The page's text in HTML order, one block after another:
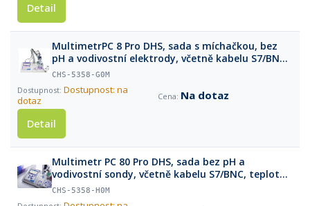
Detail
MultimetrPC 8 Pro DHS, sada s míchačkou, bez
pH a vodivostní elektrody, včetně kabelu S7/BNC,
teplotní sondy, pufrů
CHS-5358-G0M
Dostupnost: na
dotaz
Na dotaz
Detail
Multimetr PC 80 Pro DHS, sada bez pH a
vodivostní sondy, včetně kabelu S7/BNC, teplotní
sondy, pufrů, držáku elektrod a míchačky
CHS-5358-H0M